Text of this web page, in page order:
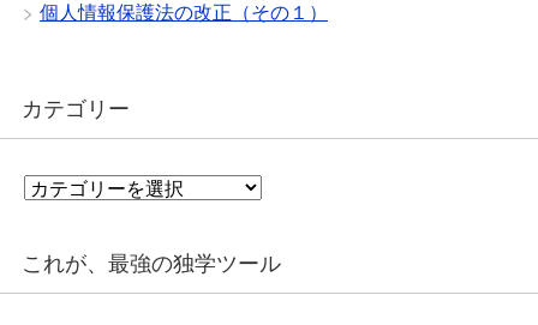
個人情報保護法の改正（その１）
カテゴリー
カ
リ
これが、最強の独学ツール